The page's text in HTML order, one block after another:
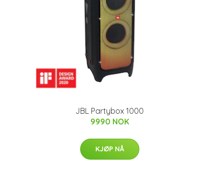
JBL Partybox 1000
9990 NOK
KJØP NÅ